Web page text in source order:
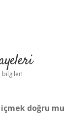
bilgiler!
doğru mu